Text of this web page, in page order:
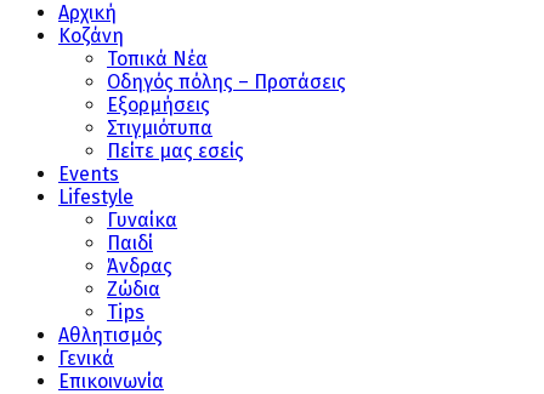
Αρχική
Κοζάνη
Τοπικά Νέα
Οδηγός πόλης – Προτάσεις
Εξορμήσεις
Στιγμιότυπα
Πείτε μας εσείς
Events
Lifestyle
Γυναίκα
Παιδί
Άνδρας
Ζώδια
Tips
Αθλητισμός
Γενικά
Επικοινωνία